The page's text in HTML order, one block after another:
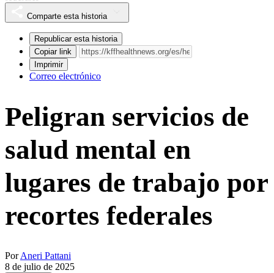
Comparte esta historia
Republicar esta historia
Copiar link
Imprimir
Correo electrónico
Peligran servicios de
salud mental en
lugares de trabajo por
recortes federales
PorAneri Pattani
8 de julio de 2025